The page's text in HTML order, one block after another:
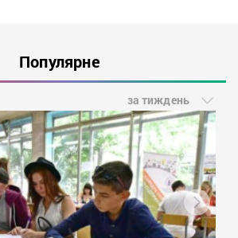
Популярне
за тиждень